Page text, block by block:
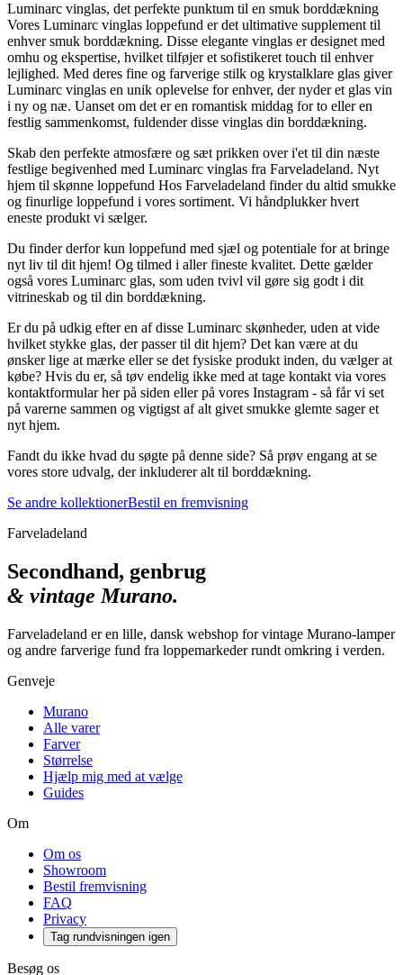
Luminarc vinglas, det perfekte punktum til en smuk borddækning
Vores Luminarc vinglas loppefund er det ultimative supplement til
enhver smuk borddækning. Disse elegante vinglas er designet med
omhu og ekspertise, hvilket tilføjer et sofistikeret touch til enhver
lejlighed. Med deres fine og farverige stilk og krystalklare glas giver
Luminarc vinglas en unik oplevelse for enhver, der nyder et glas vin
i ny og næ. Uanset om det er en romantisk middag for to eller en
festlig sammenkomst, fuldender disse vinglas din borddækning.
Skab den perfekte atmosfære og sæt prikken over i'et til din næste
festlige begivenhed med Luminarc vinglas fra Farveladeland. Nyt
hjem til skønne loppefund Hos Farveladeland finder du altid smukke
og finurlige loppefund i vores sortiment. Vi håndplukker hvert
eneste produkt vi sælger.
Du finder derfor kun loppefund med sjæl og potentiale for at bringe
nyt liv til dit hjem! Og tilmed i aller fineste kvalitet. Dette gælder
også vores Luminarc glas, som uden tvivl vil gøre sig godt i dit
vitrineskab og til din borddækning.
Er du på udkig efter en af disse Luminarc skønheder, uden at vide
hvilket stykke glas, der passer til dit hjem? Det kan være at du
ønsker lige at mærke eller se det fysiske produkt inden, du vælger at
købe? Hvis du er, så tøv endelig ikke med at tage kontakt via vores
kontaktformular her på siden eller på vores Instagram - så får vi set
på varerne sammen og vigtigst af alt givet smukke glemte sager et
nyt hjem.
Fandt du ikke hvad du søgte på denne side? Så prøv engang at se
vores store udvalg, der inkluderer alt til borddækning.
Se andre kollektionerBestil en fremvisning
Farveladeland
Secondhand, genbrug
& vintage Murano.
Farveladeland er en lille, dansk webshop for vintage Murano-lamper
og andre farverige fund fra loppemarkeder rundt omkring i verden.
Genveje
Murano
Alle varer
Farver
Størrelse
Hjælp mig med at vælge
Guides
Om
Om os
Showroom
Bestil fremvisning
FAQ
Privacy
Tag rundvisningen igen
Besøg os